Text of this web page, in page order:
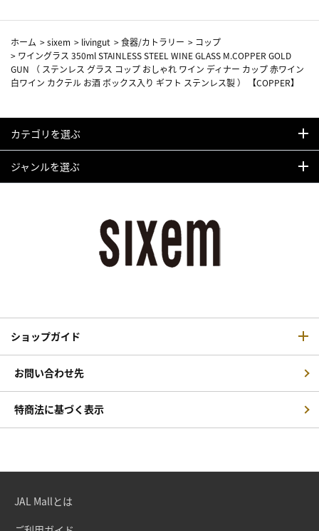
ホーム >sixem > livingut >食器/カトラリー > コップ
> ワイングラス 350ml STAINLESS STEEL WINE GLASS M.COPPER GOLD
GUN （ ステンレス グラス コップ おしゃれ ワイン ディナー カップ 赤ワイン
白ワイン カクテル お酒 ボックス入り ギフト ステンレス製 ） 【COPPER】
カテゴリを選ぶ
ジャンルを選ぶ
ショップガイド
お問い合わせ先
特商法に基づく表示
JAL Mallとは